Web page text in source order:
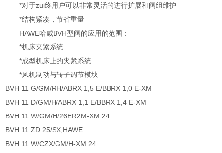
*对于zui终用户可以非常灵活的进行扩展和阀组维护
*结构紧凑，节省重量
HAWE哈威BVH型阀的应用的范围：
*机床夹紧系统
*成型机床上的夹紧系统
*风机制动与转子调节模块
BVH 11 G/GM/RH/ABRX 1,5 E/BBRX 1,0 E-XM
BVH 11 D/GM/H/ABRX 1,1 E/BBRX 1,4 E-XM
BVH 11 W/GM/H/26ER2M-XM 24
BVH 11 ZD 25/SX,HAWE
BVH 11 W/CZX/GM/H-XM 24